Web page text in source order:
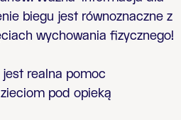
biegu jest równoznaczne z
ciach wychowania fizycznego!
jest realna pomoc
pod opieką